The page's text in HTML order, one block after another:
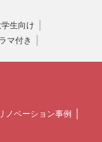
生向け
マ付き
リノベーション事例